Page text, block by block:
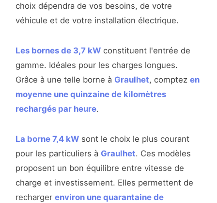
choix dépendra de vos besoins, de votre
véhicule et de votre installation électrique.
Les bornes de 3,7 kW constituent l'entrée de
gamme. Idéales pour les charges longues.
Grâce à une telle borne à Graulhet, comptez en
moyenne une quinzaine de kilomètres
rechargés par heure.
La borne 7,4 kW sont le choix le plus courant
pour les particuliers à Graulhet. Ces modèles
proposent un bon équilibre entre vitesse de
charge et investissement. Elles permettent de
recharger environ une quarantaine de